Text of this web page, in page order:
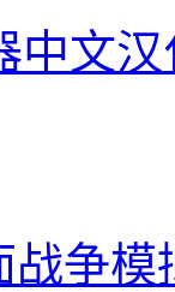
中文
战争模